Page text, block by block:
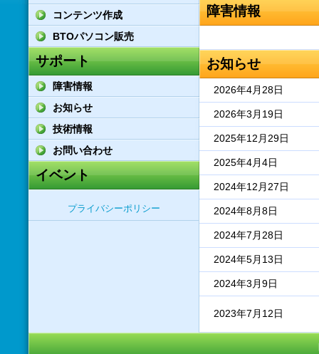
コンテンツ作成
BTOパソコン販売
サポート
障害情報
お知らせ
技術情報
お問い合わせ
イベント
プライバシーポリシー
障害情報
お知らせ
2026年4月28日
2026年3月19日
2025年12月29日
2025年4月4日
2024年12月27日
2024年8月8日
2024年7月28日
2024年5月13日
2024年3月9日
2023年7月12日